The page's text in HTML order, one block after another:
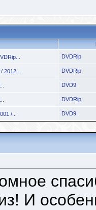
DVDRip
2012... DVDRip
DVD9
DVDRip
/... DVD9
И